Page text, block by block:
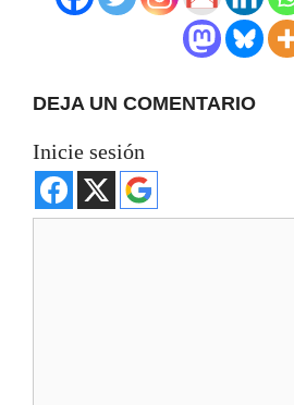
DEJA UN COMENTARIO
Inicie sesión